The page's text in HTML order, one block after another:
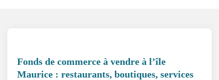
Fonds de commerce à vendre à l’île
Maurice : restaurants, boutiques, services